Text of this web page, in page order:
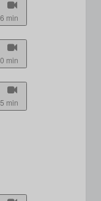
6 min
0 min
5 min